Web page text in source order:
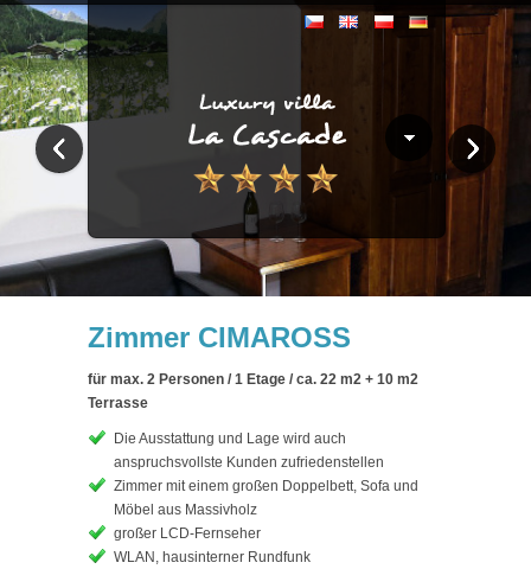
Zimmer CIMAROSS
für max. 2 Personen / 1 Etage / ca. 22 m2 + 10 m2
Terrasse
Die Ausstattung und Lage wird auch
anspruchsvollste Kunden zufriedenstellen
Zimmer mit einem großen Doppelbett, Sofa und
Möbel aus Massivholz
großer LCD-Fernseher
WLAN, hausinterner Rundfunk